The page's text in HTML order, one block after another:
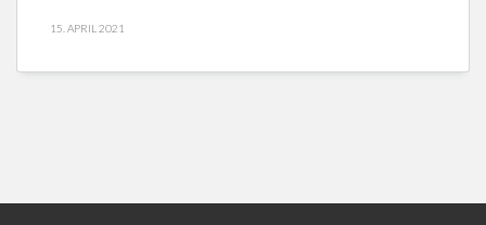
15. APRIL 2021